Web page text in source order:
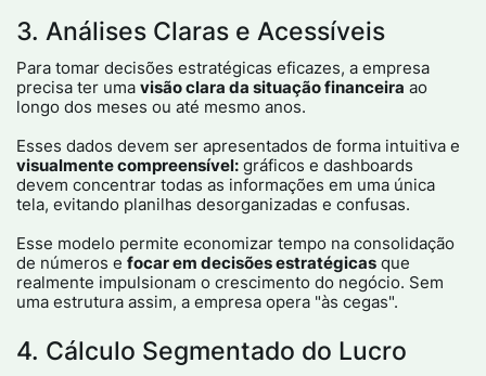
3. Análises Claras e Acessíveis
Para tomar decisões estratégicas eficazes, a empresa
precisa ter umavisão clara da situação financeira ao
longo dos meses ou até mesmo anos.
Esses dados devem ser apresentados de forma intuitiva e
visualmente compreensível: gráficos e dashboards
devem concentrar todas as informações em uma única
tela, evitando planilhas desorganizadas e confusas.
Esse modelo permite economizar tempo na consolidação
de números efocar em decisões estratégicas que
realmente impulsionam o crescimento do negócio. Sem
uma estrutura assim, a empresa opera "às cegas".
4. Cálculo Segmentado do Lucro